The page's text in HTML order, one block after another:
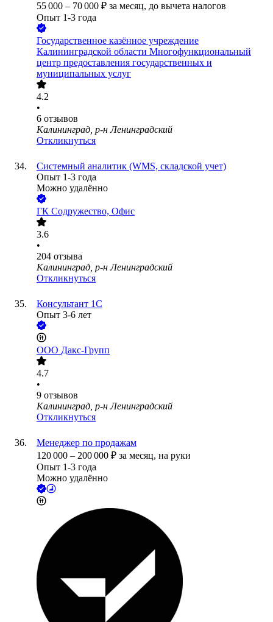
55 000 – 70 000 ₽ за месяц, до вычета налогов
Опыт 1-3 года
Государственное казённое учреждение
Калининградской области Многофункциональный
центр предоставления государственных и
муниципальных услуг
4.2
•
6 отзывов
Калининград, р-н Ленинградский
Откликнуться
Системный аналитик (WMS, складской учет)
Опыт 1-3 года
Можно удалённо
ГК Содружество, Офис
3.6
•
204 отзыва
Калининград, р-н Ленинградский
Откликнуться
Консультант 1С
Опыт 3-6 лет
ООО Дакс-Групп
4.7
•
9 отзывов
Калининград, р-н Ленинградский
Откликнуться
Менеджер по продажам
120 000 – 200 000 ₽ за месяц, на руки
Опыт 1-3 года
Можно удалённо